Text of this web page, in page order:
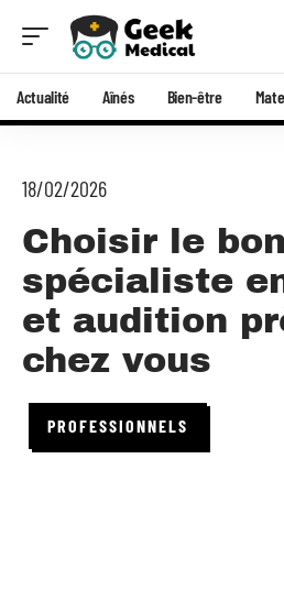
Actualité Aînés Bien-être
18/02/2026
Choisir le bon
spécialiste
et audition
chez vous
PROFESSIONNELS